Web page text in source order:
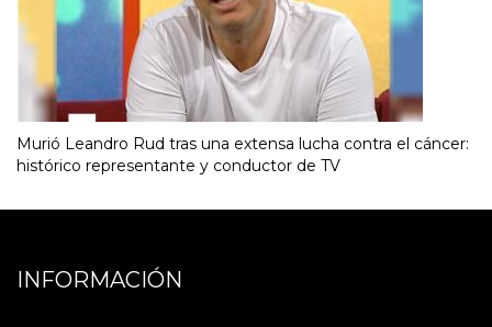
Murió Leandro Rud tras una extensa lucha contra el cáncer:
histórico representante y conductor de TV
INFORMACIÓN